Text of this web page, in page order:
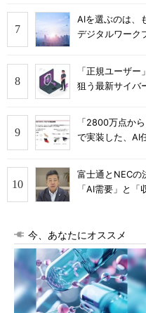
AIを選ぶのは、
デジタルワーク
「正規ユーザ
狙う最新サイバ
「2800万点か
で実装した、AI
富士通とNECの
「AI需要」と「
今、あなたにオススメ